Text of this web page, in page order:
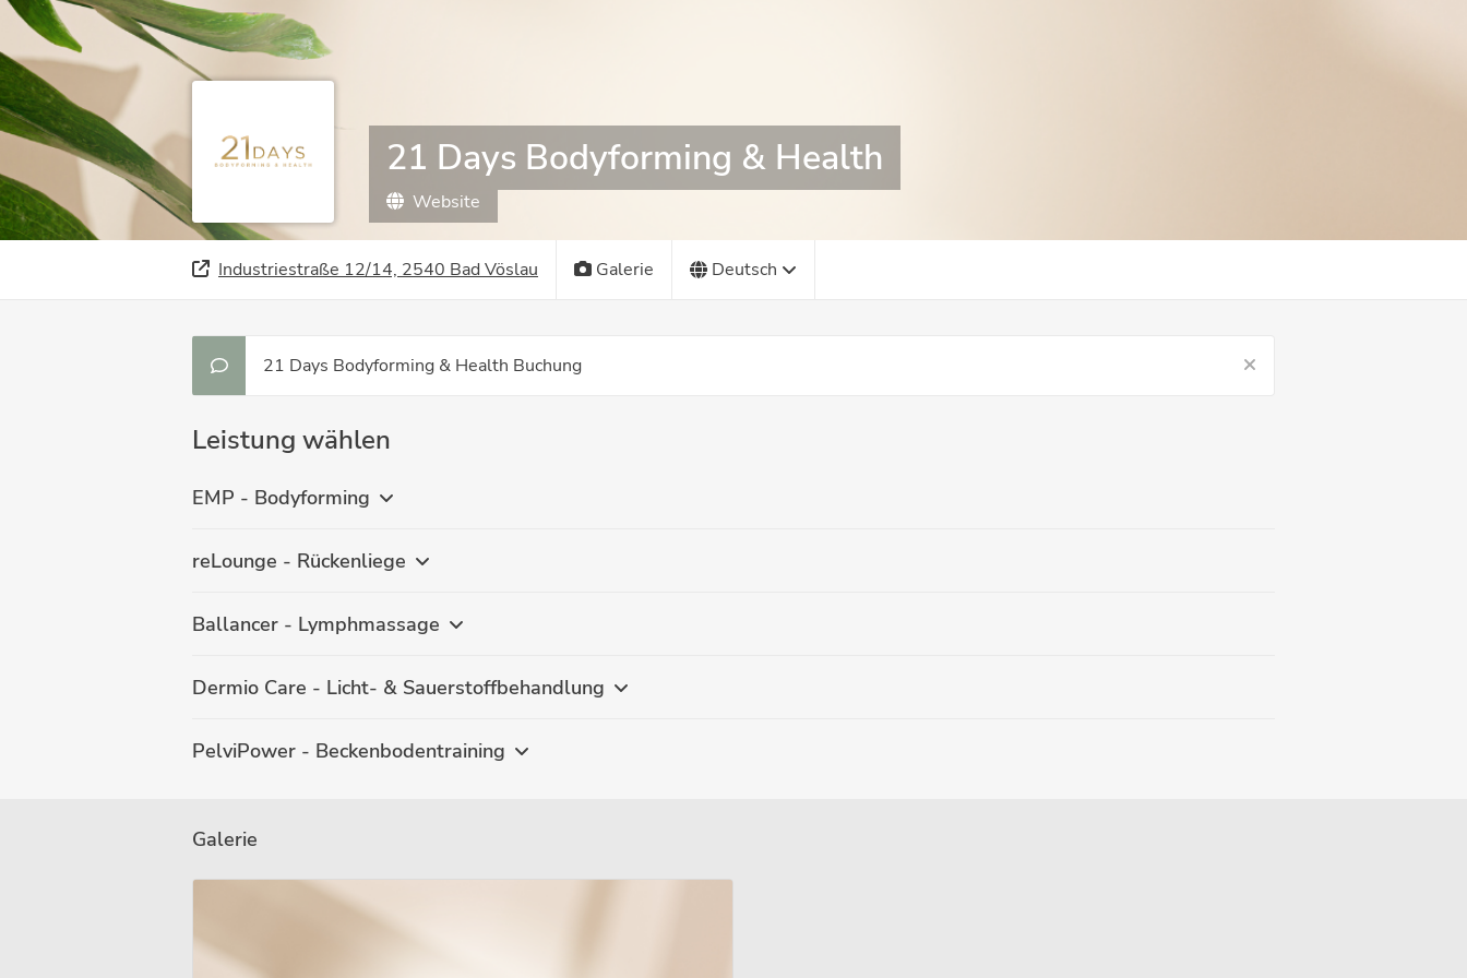
21 Days Bodyforming & Health
Website
Industriestraße 12/14, 2540 Bad Vöslau Galerie Deutsch
21 Days Bodyforming & Health Buchung
Leistung wählen
EMP - Bodyforming
reLounge - Rückenliege
Ballancer - Lymphmassage
Dermio Care - Licht- & Sauerstoffbehandlung
PelviPower - Beckenbodentraining
Galerie